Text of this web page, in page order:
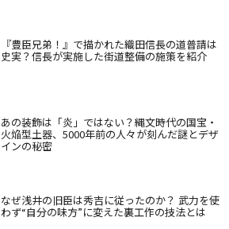
『豊臣兄弟！』で描かれた織田信長の道普請は
史実？信長が実施した街道整備の施策を紹介
あの装飾は「炎」ではない？縄文時代の国宝・
火焔型土器、5000年前の人々が刻んだ謎とデザ
インの秘密
なぜ浅井の旧臣は秀吉に従ったのか？ 武力を使
わず“自分の味方”に変えた裏工作の技法とは